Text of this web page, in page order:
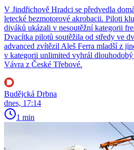
V Jindřichově Hradci se předvedla
letecké bezmotorové akrobacii. Piloti
diváků ukázali v nesoutěžní kategorii
Dvacítka pilotů soutěžila od středy ve
advanced zvítězil Aleš Ferra mladší z
v kategorii unlimited vyhrál dlouhodobý
Vávra z České Třebové.
Budějcká Drbna
dnes, 17:14
1 min